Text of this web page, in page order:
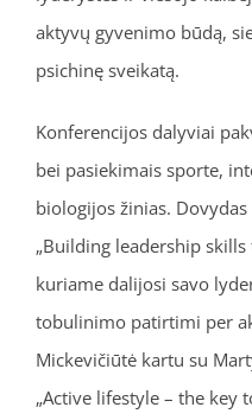
aktyvų gyvenimo būdą,
psichinę sveikatą.
Konferencijos dalyviai
bei pasiekimais sporte,
biologijos žinias.
„Building leadership
kuriame dalijosi savo
tobulinimo patirtimi per
Mickevičiūtė kartu su
„Active lifestyle – the key